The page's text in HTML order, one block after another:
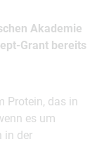
Akademie
Grant bereits
Protein, das in
es um
in der